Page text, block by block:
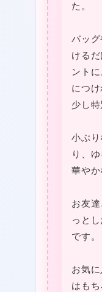
た。
バッ
ける
ント
につ
少し特
小ぶ
り、
華やか
お友
っと
です。
お気
はも